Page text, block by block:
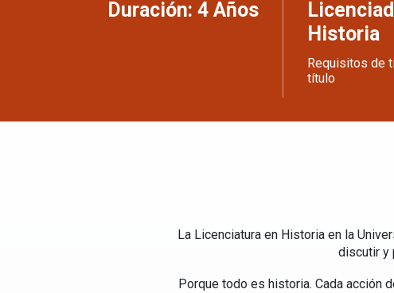
Duración: 4 Años
Historia
Requisitos de
título
La Licenciatura en Historia en la
discutir y
Porque todo es historia. Cada acción